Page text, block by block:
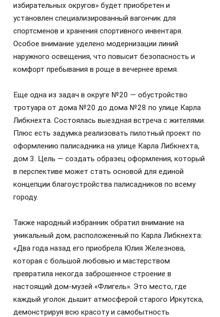
избирательных округов» будет приобретен и
установлен специализированный вагончик для
спортсменов и хранения спортивного инвентаря.
Особое внимание уделено модернизации линий
наружного освещения, что повысит безопасность и
комфорт пребывания в роще в вечернее время.
Еще одна из задач в округе №20 — обустройство
тротуара от дома №20 до дома №28 по улице Карла
Либкнехта. Состоялась выездная встреча с жителями.
Плюс есть задумка реализовать пилотный проект по
оформлению палисадника на улице Карла Либкнехта,
дом 3. Цель — создать образец оформления, который
в перспективе может стать основой для единой
концепции благоустройства палисадников по всему
городу.
Также народный избранник обратил внимание на
уникальный дом, расположенный по Карла Либкнехта:
«Два года назад его приобрела Юлия Железнова,
которая с большой любовью и мастерством
превратила некогда заброшенное строение в
настоящий дом-музей «Флигель». Это место, где
каждый уголок дышит атмосферой старого Иркутска,
демонстрируя всю красоту и самобытность